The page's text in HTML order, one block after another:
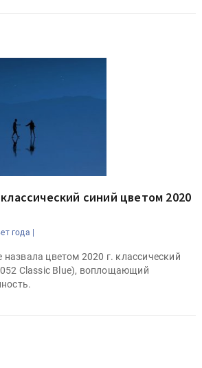
синий цветом 2020
года |
цветом 2020 г. классический
Classic Blue), воплощающий